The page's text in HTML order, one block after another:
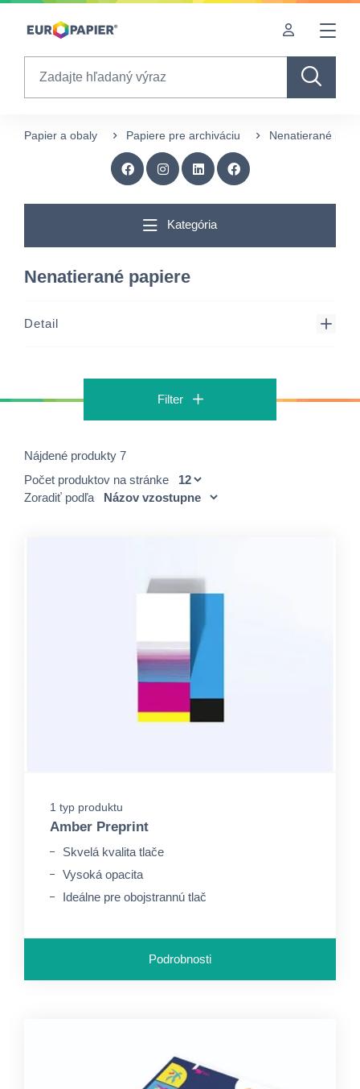
Table Of Content
Papier a obaly Papiere pre archiváciu Nenatierané
Kategória
Nenatierané papiere
Detail
Filter
Nájdené produkty 7
Počet produktov na stránke
Zoradiť podľa
1 typ produktu
Amber Preprint
Skvelá kvalita tlače
Vysoká opacita
Ideálne pre obojstrannú tlač
Podrobnosti